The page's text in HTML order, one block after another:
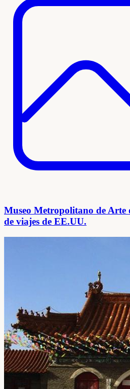
Museo Metropolitano de Arte
de viajes de EE.UU.